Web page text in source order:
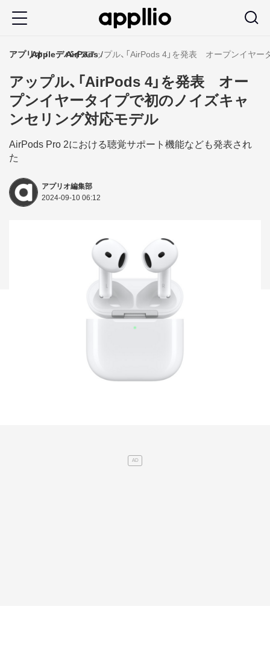
ツ
アプリオAppleデバイス
AirPodsアップル、「AirPods 4」を発表 オープンイヤ
アップル、「AirPods 4」を発表 オー
プンイヤータイプで初のノイズキャ
ンセリング対応モデル
AirPods Pro 2における聴覚サポート機能なども発表され
た
アプリオ編集部
2024-09-10 06:12